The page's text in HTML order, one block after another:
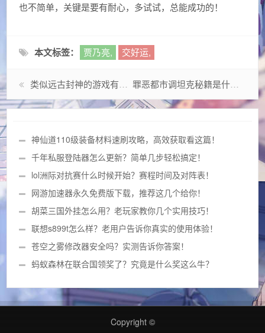
也不简单，关键是要有耐心，多试试，总能成功的！
本文标签： 贾乃亮, 交好运,
类似远古封神的游戏有哪些？这几款值得你一试！ 罪恶都市调坦克秘籍是什么？看完这篇你就懂了！
神仙道110级装备材料速刷攻略，高效获取看这篇！
千年私服登陆器怎么更新？简单几步轻松搞定！
lol洲际对抗赛什么时候开始？赛程时间及对阵表！
网游加速器永久免费版下载，推荐这几个给你！
胡菜三国外挂怎么用？老玩家教你几个实用技巧！
联想s899t怎么样？老用户告诉你真实的使用体验！
苍空之雾修改器安全吗？实测告诉你答案！
蚂蚁森林在联合国领奖了？究竟是什么奖这么牛？
Copyright ©